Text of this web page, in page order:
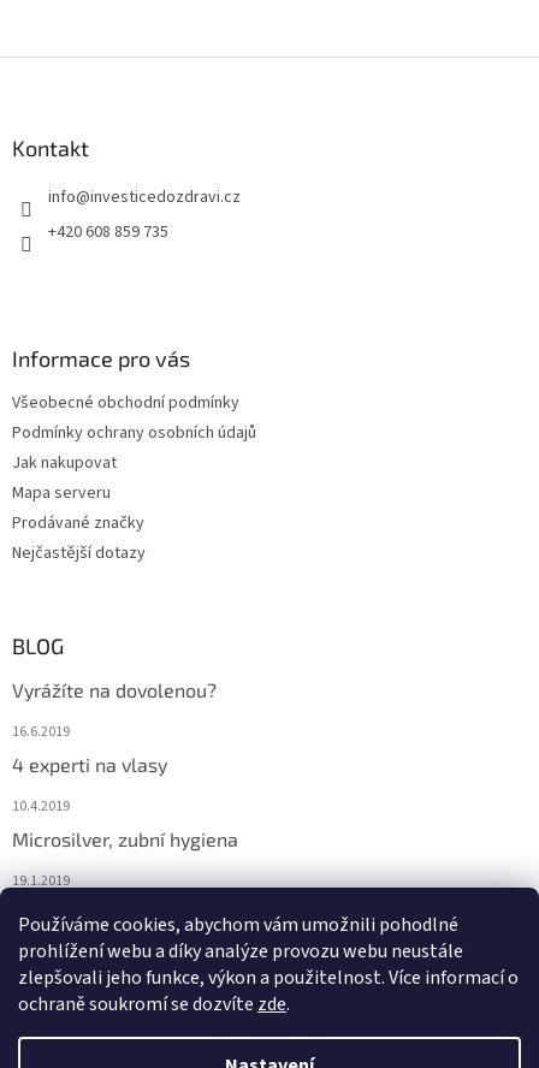
Používáme cookies, abychom vám umožnili pohodlné
prohlížení webu a díky analýze provozu webu neustále
zlepšovali jeho funkce, výkon a použitelnost. Více informací o
ochraně soukromí se dozvíte zde.
Kontakt
info@investicedozdravi.cz
+420 608 859 735
Informace pro vás
Všeobecné obchodní podmínky
Podmínky ochrany osobních údajů
Jak nakupovat
Mapa serveru
Prodávané značky
Nejčastější dotazy
BLOG
Vyrážíte na dovolenou?
16.6.2019
4 experti na vlasy
10.4.2019
Microsilver, zubní hygiena
19.1.2019
Nemáte překyselený organismus?
12.1.2019